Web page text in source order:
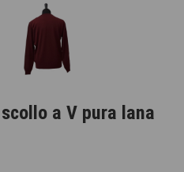
a V pura lana